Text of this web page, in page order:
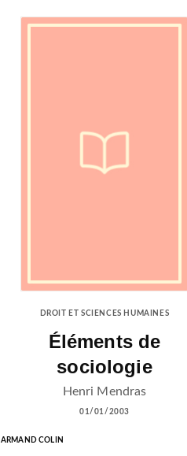
DROIT ET SCIENCES HUMAINES
Éléments de
sociologie
Henri Mendras
01/01/2003
ARMAND COLIN